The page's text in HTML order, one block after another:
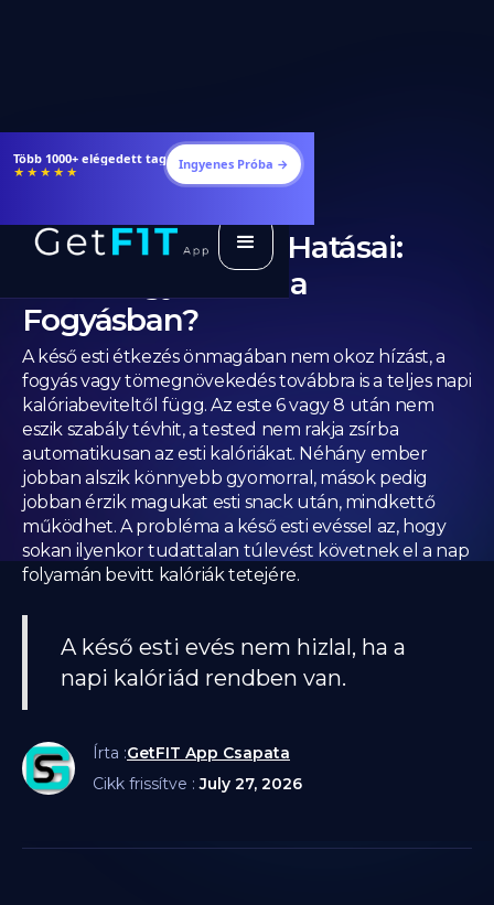
Étrendek, receptek és edzéstervek
★★★★★ Ingyenes Próba →
Késő Esti Étkezés Hatásai:
Hízlal vagy Mítosz a
Fogyásban?
A késő esti étkezés önmagában nem okoz hízást, a
fogyás vagy tömegnövekedés továbbra is a teljes napi
kalóriabeviteltől függ. Az este 6 vagy 8 után nem
eszik szabály tévhit, a tested nem rakja zsírba
automatikusan az esti kalóriákat. Néhány ember
jobban alszik könnyebb gyomorral, mások pedig
jobban érzik magukat esti snack után, mindkettő
működhet. A probléma a késő esti evéssel az, hogy
sokan ilyenkor tudattalan túlevést követnek el a nap
folyamán bevitt kalóriák tetejére.
A késő esti evés nem hizlal, ha a
napi kalóriád rendben van.
Írta :GetFIT App Csapata
Cikk frissítve :July 27, 2026